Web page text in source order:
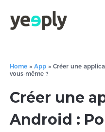
Home » App » Créer une
vous-même ?
Créer une
Android :